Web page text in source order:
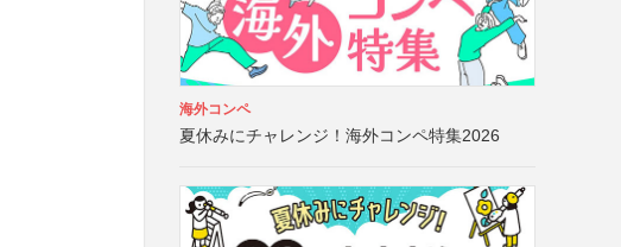
海外コンペ
夏休みにチャレンジ！海外コンペ特集2026